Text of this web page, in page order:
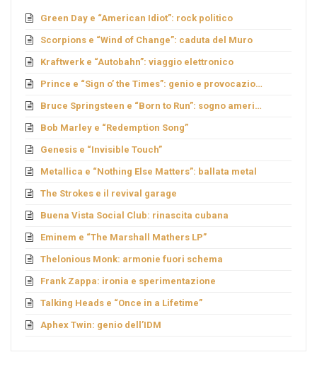
Green Day e “American Idiot”: rock politico
Scorpions e “Wind of Change”: caduta del Muro
Kraftwerk e “Autobahn”: viaggio elettronico
Prince e “Sign o’ the Times”: genio e provocazione
Bruce Springsteen e “Born to Run”: sogno americano
Bob Marley e “Redemption Song”
Genesis e “Invisible Touch”
Metallica e “Nothing Else Matters”: ballata metal
The Strokes e il revival garage
Buena Vista Social Club: rinascita cubana
Eminem e “The Marshall Mathers LP”
Thelonious Monk: armonie fuori schema
Frank Zappa: ironia e sperimentazione
Talking Heads e “Once in a Lifetime”
Aphex Twin: genio dell’IDM